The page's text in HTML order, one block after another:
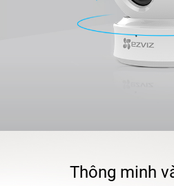
Thông minh